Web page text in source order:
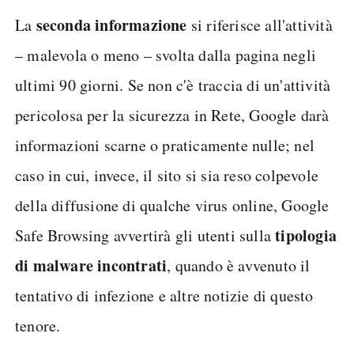
La seconda informazione si riferisce all'attività
– malevola o meno – svolta dalla pagina negli
ultimi 90 giorni. Se non c'è traccia di un'attività
pericolosa per la sicurezza in Rete, Google darà
informazioni scarne o praticamente nulle; nel
caso in cui, invece, il sito si sia reso colpevole
della diffusione di qualche virus online, Google
Safe Browsing avvertirà gli utenti sullatipologia
di malware incontrati, quando è avvenuto il
tentativo di infezione e altre notizie di questo
tenore.